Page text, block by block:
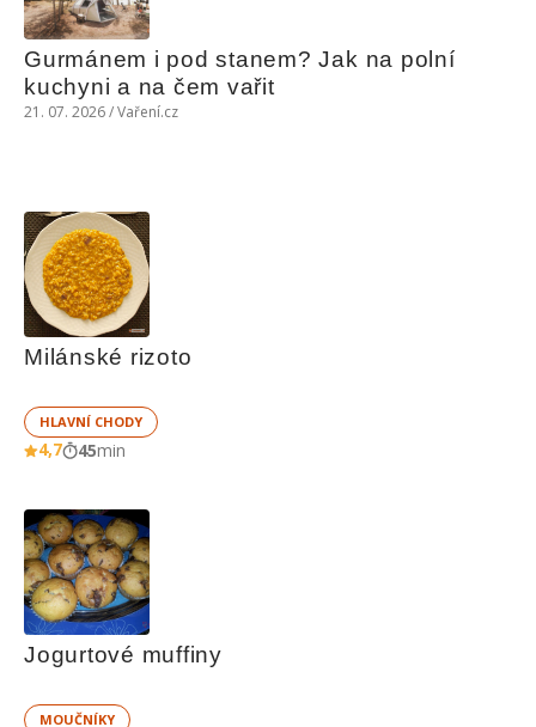
Gurmánem i pod stanem? Jak na polní
kuchyni a na čem vařit
21. 07. 2026 / Vaření.cz
Milánské rizoto
HLAVNÍ CHODY
4,7 45min
Jogurtové muffiny
MOUČNÍKY